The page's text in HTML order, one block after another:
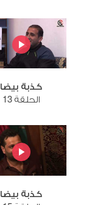
كذبة بيضا
الحلقة 13
كذبة بيضا